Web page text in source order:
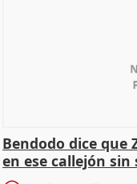
Bendodo dice que
en ese callejón sin